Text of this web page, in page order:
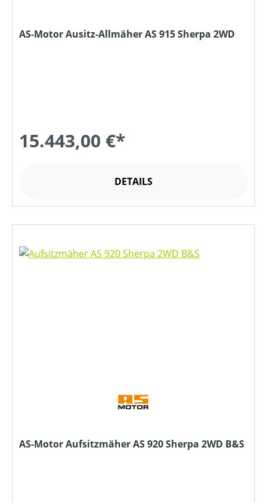
AS-Motor Ausitz-Allmäher AS 915 Sherpa 2WD
15.443,00 €*
DETAILS
AS-Motor Aufsitzmäher AS 920 Sherpa 2WD B&S